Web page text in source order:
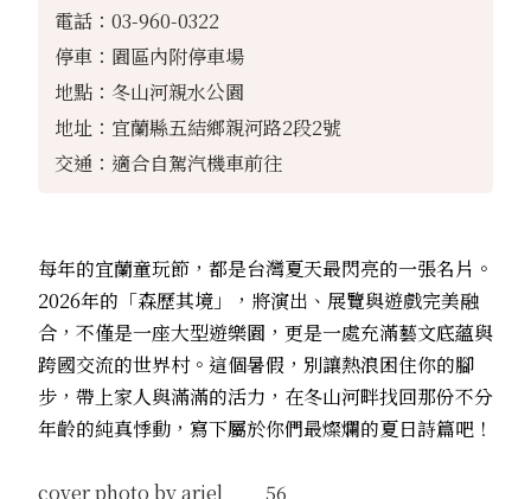
電話：03-960-0322
停車：園區內附停車場
地點：冬山河親水公園
地址：宜蘭縣五結鄉親河路2段2號
交通：適合自駕汽機車前往
每年的宜蘭童玩節，都是台灣夏天最閃亮的一張名片。
2026年的「森歷其境」，將演出、展覽與遊戲完美融
合，不僅是一座大型遊樂園，更是一處充滿藝文底蘊與
跨國交流的世界村。這個暑假，別讓熱浪困住你的腳
步，帶上家人與滿滿的活力，在冬山河畔找回那份不分
年齡的純真悸動，寫下屬於你們最燦爛的夏日詩篇吧！
cover photo by ariel____56